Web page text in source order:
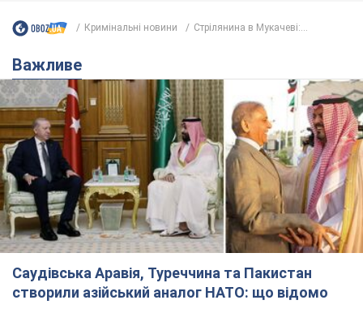
Кримінальні новини Стрілянина в Мукачеві:...
Важливе
Саудівська Аравія, Туреччина та Пакистан
створили азійський аналог НАТО: що відомо